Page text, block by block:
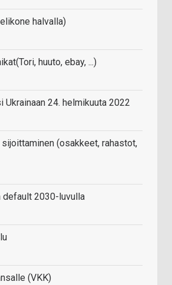
halvalla)
huuto, ebay, ...)
Ukrainaan 24. helmikuuta 2022
(osakkeet, rahastot,
default 2030-luvulla
(VKK)